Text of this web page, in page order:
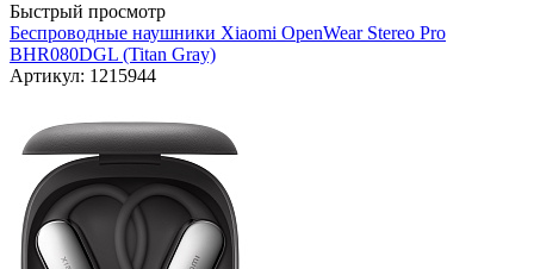
Быстрый просмотр
Беспроводные наушники Xiaomi OpenWear Stereo Pro
BHR080DGL (Titan Gray)
Артикул: 1215944